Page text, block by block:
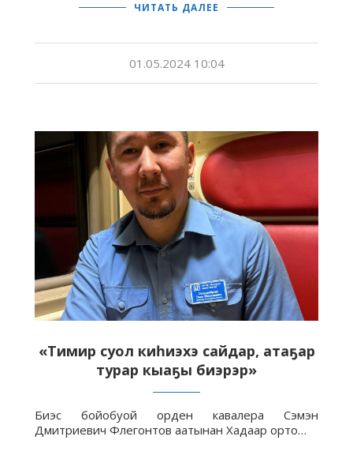
ЧИТАТЬ ДАЛЕЕ
01.05.2024 10:04
«Тимир суол киһиэхэ сайдар, атаҕар
турар кыаҕы биэрэр»
Биэс бойобуой орден кавалера Сэмэн
Дмитриевич Флегонтов аатынан Хадаар орто…